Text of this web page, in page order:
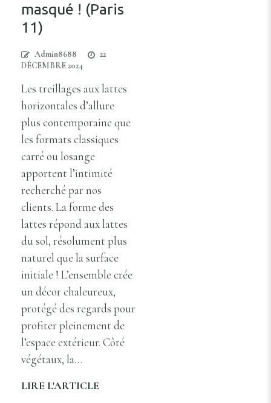
masqué ! (Paris
11)
Admin8688
22
DÉCEMBRE 2024
Les treillages aux lattes
horizontales d’allure
plus contemporaine que
les formats classiques
carré ou losange
apportent l’intimité
recherché par nos
clients. La forme des
lattes répond aux lattes
du sol, résolument plus
naturel que la surface
initiale ! L’ensemble crée
un décor chaleureux,
protégé des regards pour
profiter pleinement de
l’espace extérieur. Côté
végétaux, la…
LIRE L'ARTICLE